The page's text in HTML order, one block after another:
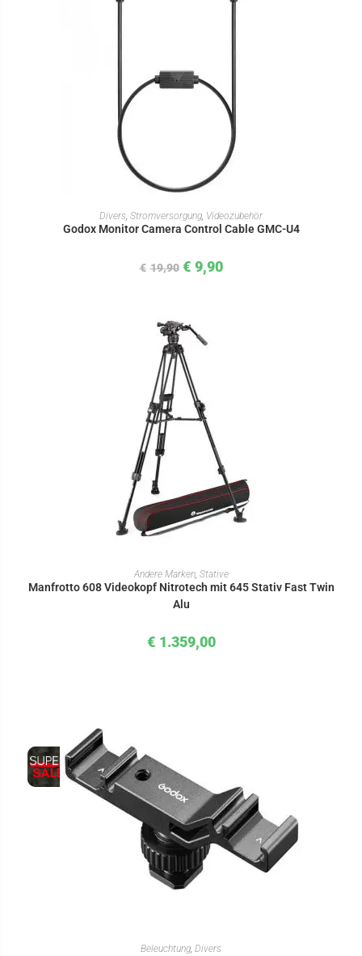
IN DEN WARENKORB
Divers, Stromversorgung, Videozubehör
Godox Monitor Camera Control Cable GMC-U4
€ 19,90 € 9,90
IN DEN WARENKORB
Andere Marken, Stative
Manfrotto 608 Videokopf Nitrotech mit 645 Stativ Fast Twin
Alu
€ 1.359,00
IN DEN WARENKORB
Beleuchtung, Divers